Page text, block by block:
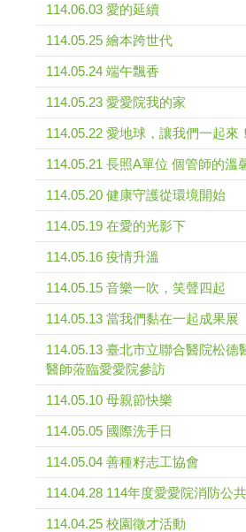
114.06.03 愛的延續
114.05.25 繪本跨世代
114.05.24 端午飄香
114.05.23 愛愛院我的家
114.05.22 愛地球，讓我們一起來！
114.05.21 長照A單位 個管師的溫
114.05.20 健康守護從環境開始
114.05.19 在愛的光影下
114.05.16 疫情升溫
114.05.15 音樂一吹，笑聲四起
114.05.13 當我們黏在一起成果展
114.05.13 臺北市立聯合醫院松德
醫師蒞臨愛愛院參訪
114.05.10 母親節快樂
114.05.05 國際洗手日
114.05.04 善種籽志工協會
114.04.28 114年度愛愛院消防公
114.04.25 校園徵才活動